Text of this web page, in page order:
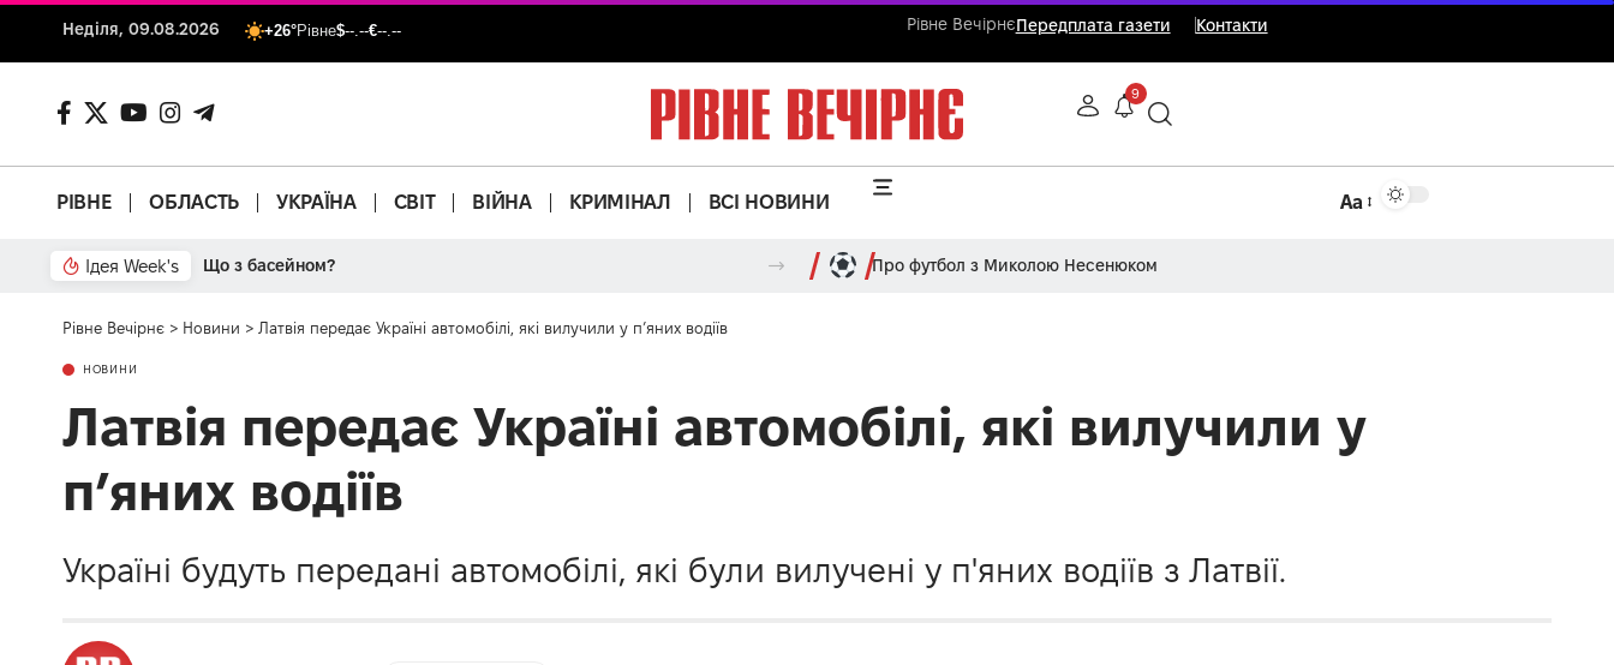
Неділя, 09.08.2026 +26°Рівне$--.--€--.-- Рівне ВечірнєПередплата газети Контакти
9
РІВНЕ ОБЛАСТЬ УКРАЇНА СВІТ ВІЙНА КРИМІНАЛ ВСІ НОВИНИ Аа
Ідея Week's Що з басейном? Про футбол з Миколою Несенюком
Рівне Вечірнє > Новини > Латвія передає Україні автомобілі, які вилучили у п’яних водіїв
НОВИНИ
Латвія передає Україні автомобілі, які вилучили у
п’яних водіїв
Україні будуть передані автомобілі, які були вилучені у п'яних водіїв з Латвії.